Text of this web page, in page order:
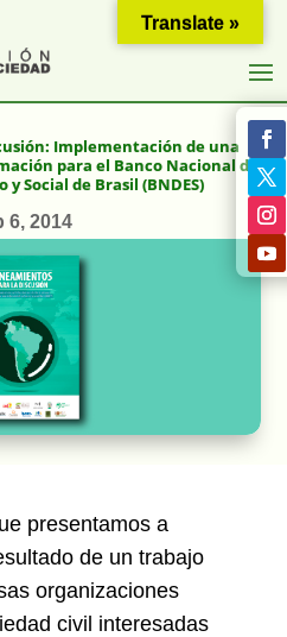
Implementación de una
para el Banco Nacional de
Social de Brasil (BNDES)
6, 2014
presentamos a
de un trabajo
organizaciones
civil interesadas
Translate »